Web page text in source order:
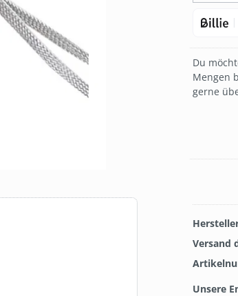
Du
Mengen
gerne
Versand
Unsere